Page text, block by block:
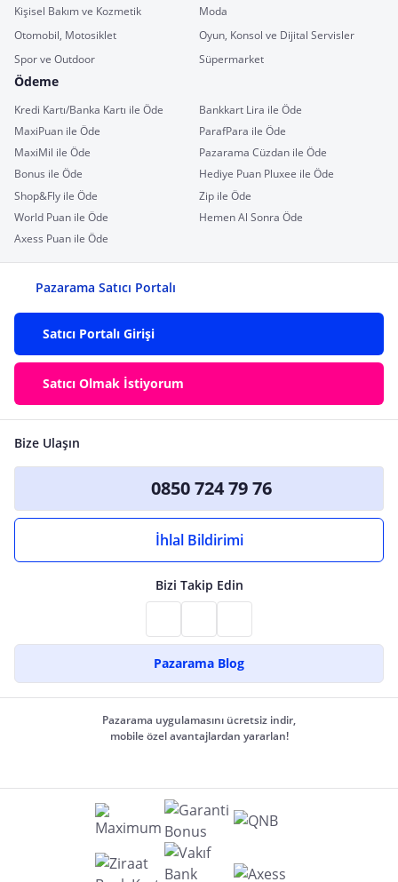
Kişisel Bakım ve Kozmetik
Moda
Otomobil, Motosiklet
Oyun, Konsol ve Dijital Servisler
Spor ve Outdoor
Süpermarket
Ödeme
Kredi Kartı/Banka Kartı ile Öde
Bankkart Lira ile Öde
MaxiPuan ile Öde
ParafPara ile Öde
MaxiMil ile Öde
Pazarama Cüzdan ile Öde
Bonus ile Öde
Hediye Puan Pluxee ile Öde
Shop&Fly ile Öde
Zip ile Öde
World Puan ile Öde
Hemen Al Sonra Öde
Axess Puan ile Öde
Pazarama Satıcı Portalı
Satıcı Portalı Girişi
Satıcı Olmak İstiyorum
Bize Ulaşın
0850 724 79 76
İhlal Bildirimi
Bizi Takip Edin
Pazarama Blog
Pazarama uygulamasını ücretsiz indir,
mobile özel avantajlardan yararlan!